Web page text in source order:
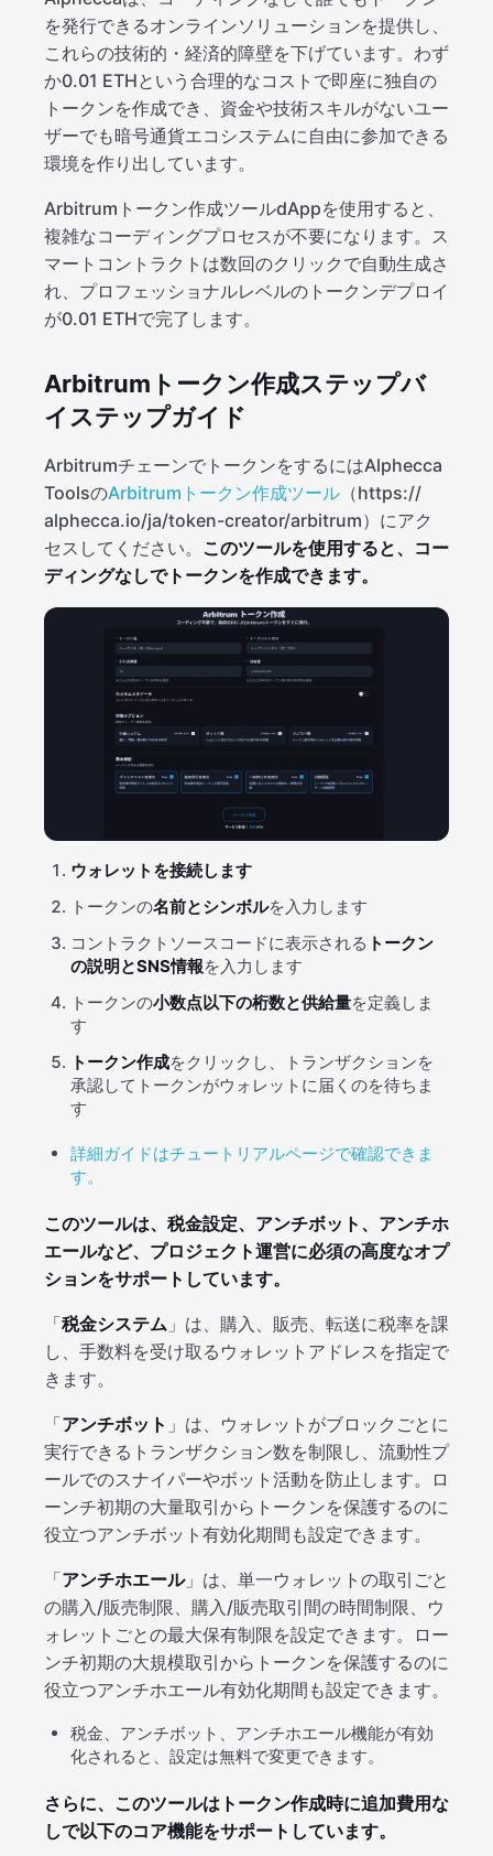
を発行できるオンラインソリューションを提供し、
これらの技術的・経済的障壁を下げています。わず
か0.01 ETHという合理的なコストで即座に独自の
トークンを作成でき、資金や技術スキルがないユー
ザーでも暗号通貨エコシステムに自由に参加できる
環境を作り出しています。
Arbitrumトークン作成ツールdAppを使用すると、
複雑なコーディングプロセスが不要になります。ス
マートコントラクトは数回のクリックで自動生成さ
れ、プロフェッショナルレベルのトークンデプロイ
が0.01 ETHで完了します。
Arbitrumトークン作成ステップバ
イステップガイド
ArbitrumチェーンでトークンをするにはAlphecca
ToolsのArbitrumトークン作成ツール （https://
alphecca.io/ja/token-creator/arbitrum）にアク
セスしてください。 このツールを使用すると、コー
ディングなしでトークンを作成できます。
ウォレットを接続します
トークンの名前とシンボルを入力します
コントラクトソースコードに表示される トークン
の説明とSNS情報を入力します
トークンの小数点以下の桁数と供給量を定義しま
す
トークン作成をクリックし、トランザクションを
承認してトークンがウォレットに届くのを待ちま
す
詳細ガイドはチュートリアルページで確認できま
す。
このツールは、税金設定、アンチボット、アンチホ
エールなど、プロジェクト運営に必須の高度なオプ
ションをサポートしています。
「税金システム 」は、購入、販売、転送に税率を課
し、手数料を受け取るウォレットアドレスを指定で
きます。
「アンチボット 」は、ウォレットがブロックごとに
実行できるトランザクション数を制限し、流動性プ
ールでのスナイパーやボット活動を防止します。ロ
ーンチ初期の大量取引からトークンを保護するのに
役立つアンチボット有効化期間も設定できます。
「アンチホエール」は、単一ウォレットの取引ごと
の購入/販売制限、購入/販売取引間の時間制限、ウ
ォレットごとの最大保有制限を設定できます。ロー
ンチ初期の大規模取引からトークンを保護するのに
役立つアンチホエール有効化期間も設定できます。
税金、アンチボット、アンチホエール機能が有効
化されると、設定は無料で変更できます。
さらに、このツールはトークン作成時に追加費用な
しで以下のコア機能をサポートしています。